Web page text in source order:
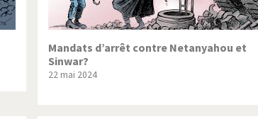
Mandats d’arrêt contre Netanyahou et
Sinwar?
22 mai 2024